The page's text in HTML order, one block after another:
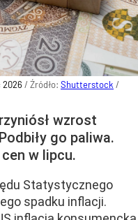
2026 / Źródło: Shutterstock /
wzrost
go paliwa.
w lipcu.
Statystycznego
spadku inflacji.